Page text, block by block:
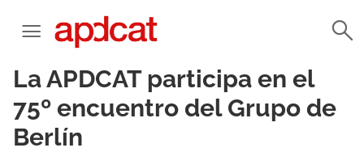
La APDCAT participa en el
75º encuentro del Grupo de
Berlín